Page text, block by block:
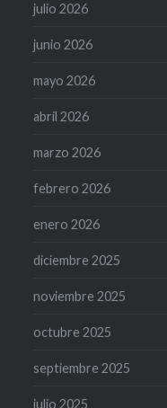
julio 2026
junio 2026
mayo 2026
abril 2026
marzo 2026
febrero 2026
enero 2026
diciembre 2025
noviembre 2025
octubre 2025
septiembre 2025
julio 2025